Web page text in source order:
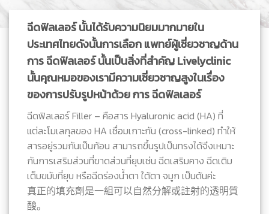
ฉีดฟิลเลอร์ นั้นได้รับความนิยมมากมายใน
ประเทศไทยดังนั้นการเลือก แพทย์ผู้เชี่ยวชาญด้าน
การ ฉีดฟิลเลอร์ นั้นเป็นสิ่งที่สำคัญ Livelyclinic
นั้นคุณหมอของเรามีความเชี่ยวชาญสูงในเรื่อง
ของการปรับรูปหน้าด้วย การ ฉีดฟิลเลอร์
ฉีดฟิลเลอร์ Filler – คือสาร Hyaluronic acid (HA) ที่
แต่ละโมเลกุลของ HA เชื่อมเกาะกัน (cross-linked) ทำให้
สารอยู่รวมกันเป็นก้อน สามารถขึ้นรูปเป็นทรงได้จึงเหมาะ
กันการเสริมส่วนที่ขาดส่วนที่ยุบเช่น ฉีดเสริมคาง ฉีดเติม
เต็มขมับที่ยุบ หรือฉีดร่องน้ำตา ใต้ตา จมูก เป็นต้นค่ะ
真正的填充劑是一組可以自然分解或註射的透明質
酸。